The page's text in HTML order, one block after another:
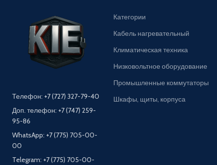
Телефон: +7 (727) 327-79-40
Доп. телефон: +7 (747) 259-
95-86
WhatsApp: +7 (775) 705-00-
00
Telegram: +7 (775) 705-00-
Категории
Кабель нагревательный
Климатическая техника
Низковольтное оборудование
Промышленные коммутаторы
Шкафы, щиты, корпуса